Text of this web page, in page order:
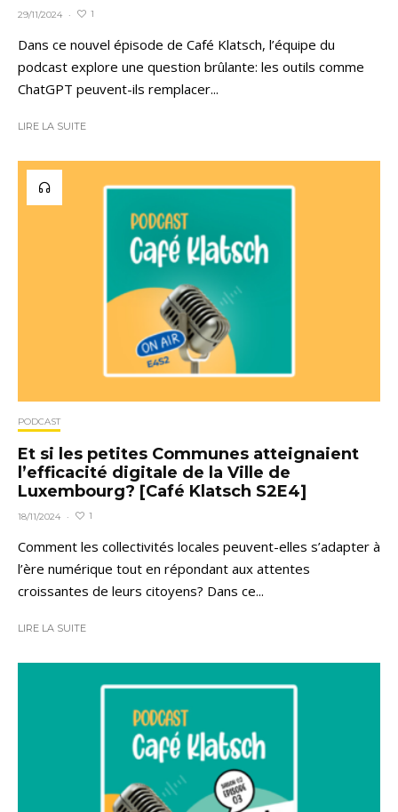
29/11/2024 · 1
Dans ce nouvel épisode de Café Klatsch, l’équipe du
podcast explore une question brûlante: les outils comme
ChatGPT peuvent-ils remplacer...
LIRE LA SUITE
PODCAST
Et si les petites Communes atteignaient
l’efficacité digitale de la Ville de
Luxembourg? [Café Klatsch S2E4]
18/11/2024 · 1
Comment les collectivités locales peuvent-elles s’adapter à
l’ère numérique tout en répondant aux attentes
croissantes de leurs citoyens? Dans ce...
LIRE LA SUITE